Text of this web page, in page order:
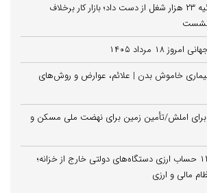
اقتصاد آمریکا در ژوئیه ۲۳ هزار شغل از دست داد؛ بازار کار برخلاف
۱۸ مرداد ۱۴۰۵
بیماری خاموش بدن | علائم، عوارض و روش‌های
املش/تأمین زمین برای نهضت ملی مسکن و
دیوان محاسبات: ۱۲۴ حساب ارزی دستگاه‌های دولتی خارج از خزانه؛
مالی و ارزی